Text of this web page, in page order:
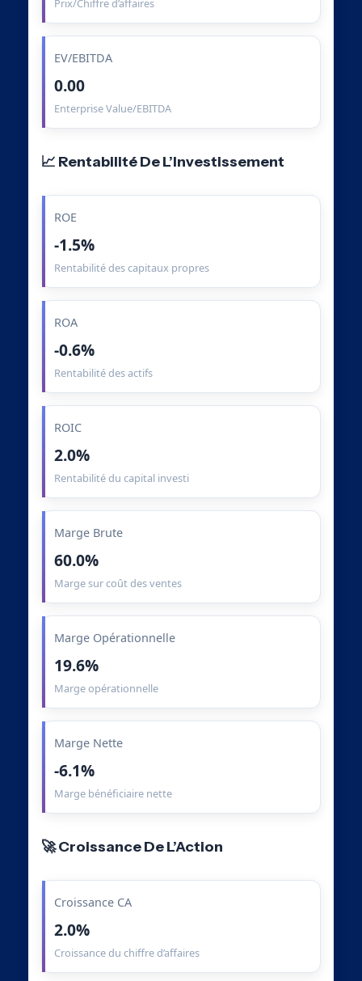
Prix/Chiffre d’affaires
EV/EBITDA
0.00
Enterprise Value/EBITDA
📈 Rentabilité De L’Investissement
ROE
-1.5%
Rentabilité des capitaux propres
ROA
-0.6%
Rentabilité des actifs
ROIC
2.0%
Rentabilité du capital investi
Marge Brute
60.0%
Marge sur coût des ventes
Marge Opérationnelle
19.6%
Marge opérationnelle
Marge Nette
-6.1%
Marge bénéficiaire nette
🚀 Croissance De L’Action
Croissance CA
2.0%
Croissance du chiffre d’affaires